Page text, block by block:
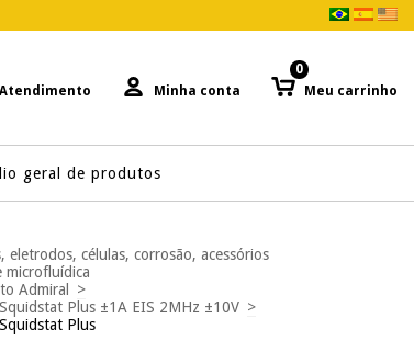
Atendimento Minha conta Meu carrinho
0
geral de produtos
eletrodos, células, corrosão, acessórios
microfluídica
Admiral
>
Plus ±1A EIS 2MHz ±10V >
Plus